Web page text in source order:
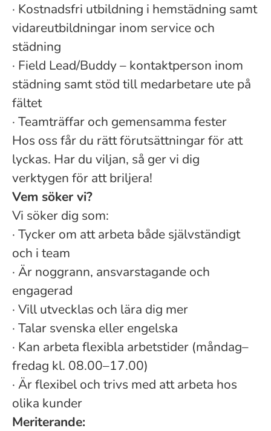
· Kostnadsfri utbildning i hemstädning samt
vidareutbildningar inom service och
städning
· Field Lead/Buddy – kontaktperson inom
städning samt stöd till medarbetare ute på
fältet
· Teamträffar och gemensamma fester
Hos oss får du rätt förutsättningar för att
lyckas. Har du viljan, så ger vi dig
verktygen för att briljera!
Vem söker vi?
Vi söker dig som:
· Tycker om att arbeta både självständigt
och i team
· Är noggrann, ansvarstagande och
engagerad
· Vill utvecklas och lära dig mer
· Talar svenska eller engelska
· Kan arbeta flexibla arbetstider (måndag–
fredag kl. 08.00–17.00)
· Är flexibel och trivs med att arbeta hos
olika kunder
Meriterande: